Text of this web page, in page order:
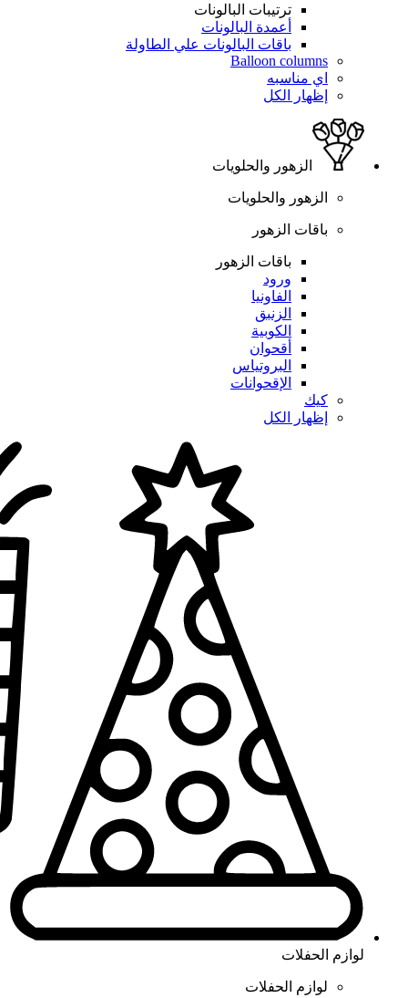
ترتيبات البالونات
أعمدة البالونات
باقات البالونات علي الطاولة
Balloon columns
اي مناسبه
إظهار الكل
الزهور والحلويات
الزهور والحلويات
باقات الزهور
باقات الزهور
ورود
الفاونيا
الزنبق
الكوبية
أقحوان
البروتياس
الإقحوانات
كيك
إظهار الكل
لوازم الحفلات
لوازم الحفلات